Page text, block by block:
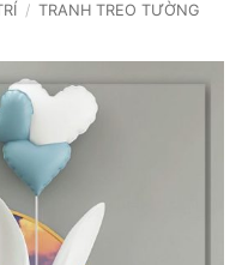
/ TRANH TREO TƯỜNG